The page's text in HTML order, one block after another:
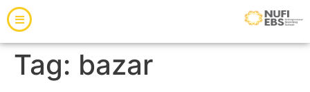
Tag: bazar